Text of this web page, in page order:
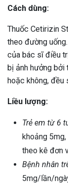
Cách dùng:
Thuốc Cetirizin
theo đường
của bác sĩ điều
bị ảnh hưởng
hoặc không, đều
Liều lượng:
Trẻ em từ 6
khoảng
theo kê đơn
Bệnh nhân
5mg/lần/